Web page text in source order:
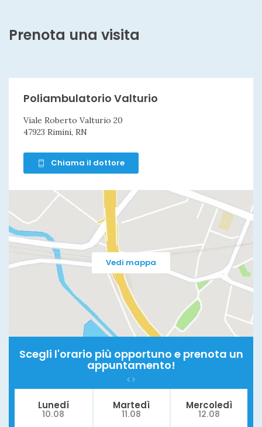
Prenota una visita
Poliambulatorio Valturio
Viale Roberto Valturio 20
47923 Rimini, RN
Chiama il dottore
Vedi mappa
Scegli l'orario più opportuno e prenota un
appuntamento!
Lunedí
10.08
Martedì
11.08
Mercoledì
12.08